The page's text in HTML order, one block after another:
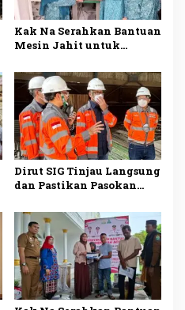
Kak Na Serahkan Bantuan
Mesin Jahit untuk
Lhok Makmur
Dirut SIG Tinjau Langsung
dan Pastikan Pasokan
Normal